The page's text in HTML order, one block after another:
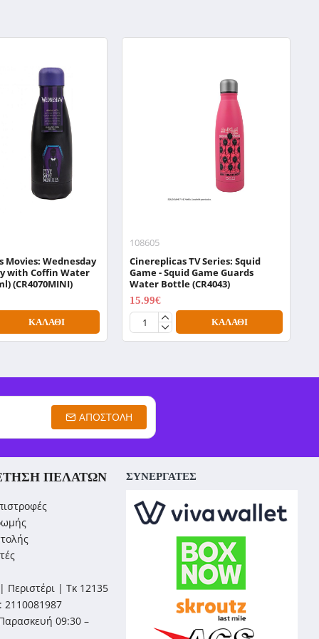
Movies: Wednesday
with Coffin Water
(CR4070MINI)
ΚΑΛΆΘΙ
108605
Cinereplicas TV Series: Squid
Game - Squid Game Guards
Water Bottle (CR4043)
15.99€
ΚΑΛΆΘΙ
ΑΠΟΣΤΟΛΉ
ΠΕΛΑΤΏΝ
Περιστέρι | Τκ 12135
2110081987
09:30 –
ΣΥΝΕΡΓΑΤΕΣ